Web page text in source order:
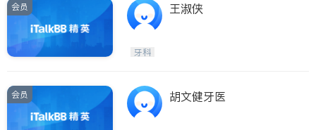
会员 王淑侠
牙科
会员 胡文健牙医